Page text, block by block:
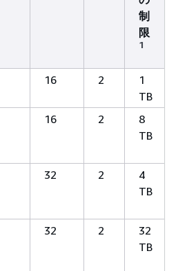
制
限
1
16 2
1
TB
16 2
8
TB
32 2
4
TB
32 2
32
TB